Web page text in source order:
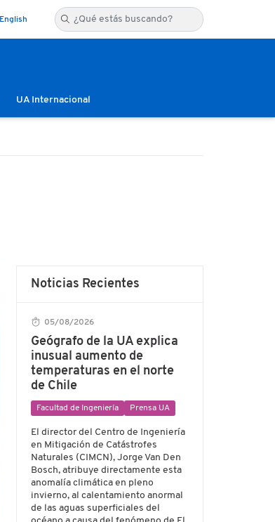
English
UA Internacional
Noticias Recientes
05/08/2026
Geógrafo de la UA explica
inusual aumento de
temperaturas en el norte
de Chile
Facultad de Ingeniería Prensa UA
El director del Centro de Ingeniería
en Mitigación de Catástrofes
Naturales (CIMCN), Jorge Van Den
Bosch, atribuye directamente esta
anomalía climática en pleno
invierno, al calentamiento anormal
de las aguas superficiales del